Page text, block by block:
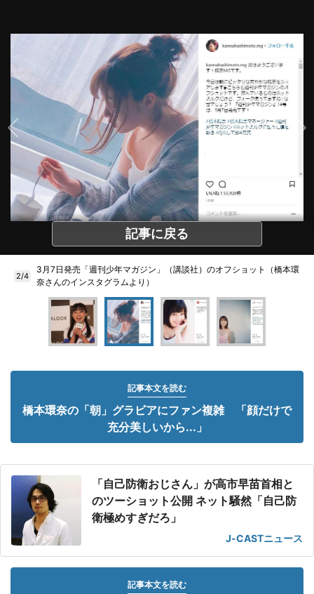
記事に戻る
2/4
3月7日発売「週刊少年マガジン」（講談社）のオフショット（橋本環
奈さんのインスタグラムより）
記事本文を読む
橋本環奈の「朝」グラビアにファン複雑 「顔だけで
充分美しいから...」
「自己防衛おじさん」が高市早苗首相と
のツーショット公開 ネット騒然「自己防
衛極めすぎだろ」
J-CASTニュース
記事本文を読む